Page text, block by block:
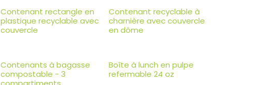
Contenant rectangle en
plastique recyclable avec
couvercle
Contenant recyclable à
charnière avec couvercle
en dôme
Contenants à bagasse
compostable - 3
Boîte à lunch en pulpe
refermable 24 oz